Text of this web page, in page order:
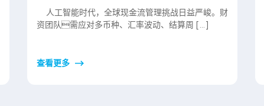
人工智能时代，全球现金流管理挑战日益严峻。财
资团队需应对多币种、汇率波动、结算周 […]
查看更多